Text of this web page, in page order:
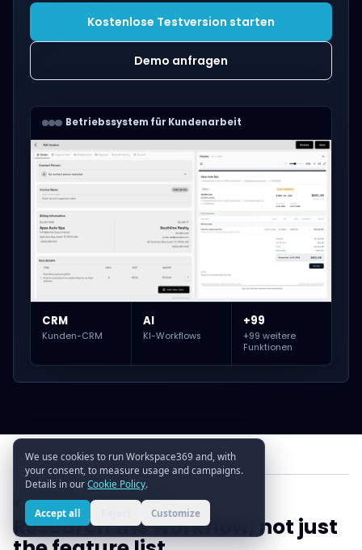
We use cookies to run Workspace369 and, with
your consent, to measure usage and campaigns.
Details in ourCookie Policy.
Accept all Customize
Kostenlose Testversion starten
Demo anfragen
Betriebssystem für Kundenarbeit
CRM
Kunden-CRM
AI
KI-Workflows
+99
+99 weitere
Funktionen
WORKSPACE369 RESOURCES
Research the workflow, not just